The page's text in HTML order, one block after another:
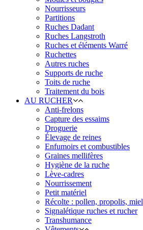
Nourrisseurs
Partitions
Ruches Dadant
Ruches Langstroth
Ruches et éléments Warré
Ruchettes
Autres ruches
Supports de ruche
Toits de ruche
Traitement du bois
AU RUCHER
Anti-frelons
Capture des essaims
Droguerie
Élevage de reines
Enfumoirs et combustibles
Graines mellifères
Hygiène de la ruche
Lève-cadres
Nourrissement
Petit matériel
Récolte : pollen, propolis, miel
Signalétique ruches et rucher
Transhumance